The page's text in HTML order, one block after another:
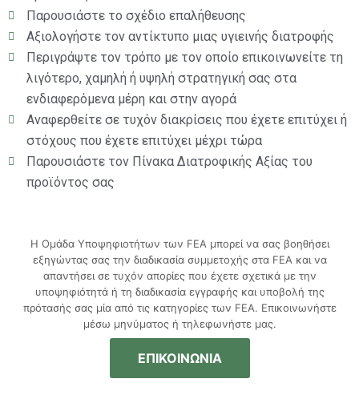
Παρουσιάστε το σχέδιο επαλήθευσης
Αξιολογήστε τον αντίκτυπο μιας υγιεινής διατροφής
Περιγράψτε τον τρόπο με τον οποίο επικοινωνείτε τη
λιγότερο, χαμηλή ή υψηλή στρατηγική σας στα
ενδιαφερόμενα μέρη και στην αγορά
Αναφερθείτε σε τυχόν διακρίσεις που έχετε επιτύχει ή
στόχους που έχετε επιτύχει μέχρι τώρα
Παρουσιάστε τον Πίνακα Διατροφικής Αξίας του
προϊόντος σας
Η Ομάδα Υποψηφιοτήτων των FEA μπορεί να σας βοηθήσει
εξηγώντας σας την διαδικασία συμμετοχής στα FEA και να
απαντήσει σε τυχόν απορίες που έχετε σχετικά με την
υποψηφιότητά ή τη διαδικασία εγγραφής και υποβολή της
πρότασής σας μία από τις κατηγορίες των FEA. Επικοινωνήστε
μέσω μηνύματος ή τηλεφωνήστε μας.
ΕΠΙΚΟΙΝΩΝΙΑ